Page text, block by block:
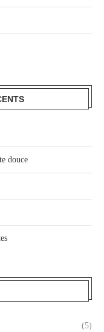
douce
(5)